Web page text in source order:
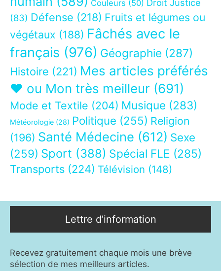
Couleurs (50) Droit Justice
(83) Défense (218) Fruits et légumes ou
végétaux (188) Fâchés avec le
français (976) Géographie (287)
Histoire (221) Mes articles préférés
❤ ou Mon très meilleur (691)
Mode et Textile (204) Musique (283)
Météorologie (28) Politique (255) Religion
(196) Santé Médecine (612) Sexe
(259) Sport (388) Spécial FLE (285)
Transports (224) Télévision (148)
Lettre d’information
Recevez gratuitement chaque mois une brève
sélection de mes meilleurs articles.